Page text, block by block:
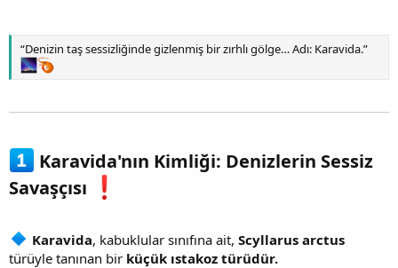
“Denizin taş sessizliğinde gizlenmiş bir zırhlı gölge… Adı: Karavida.”
Karavida'nın Kimliği: Denizlerin Sessiz
Savaşçısı
Karavida, kabuklular sınıfına ait, Scyllarus arctus
türüyle tanınan bir küçük ıstakoz türüdür.